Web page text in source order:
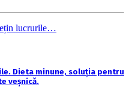
lucrurile…
Dieta minune, soluția pentru
veșnică.